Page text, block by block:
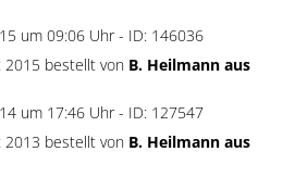
um 09:06 Uhr - ID: 146036
2015 bestellt von B. Heilmann aus
um 17:46 Uhr - ID: 127547
2013 bestellt von B. Heilmann aus